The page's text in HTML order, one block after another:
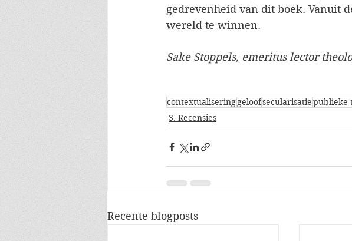
gedrevenheid van dit boek. Vanuit
wereld te winnen.
Sake Stoppels, emeritus lector
contextualiseringgeloofsecularisatiepublieke
3. Recensies
Recente blogposts